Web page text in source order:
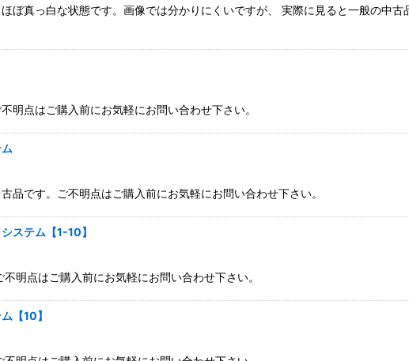
ぼ真っ白な状態です。画像では分かりにくいですが、 実際に見ると一般の中
明点はご購入前にお気軽にお問い合わせ下さい。
品です。ご不明点はご購入前にお気軽にお問い合わせ下さい。
ステム【1-10】
不明点はご購入前にお気軽にお問い合わせ下さい。
【10】